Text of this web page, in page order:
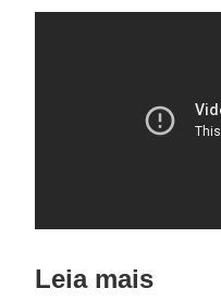
Leia mais